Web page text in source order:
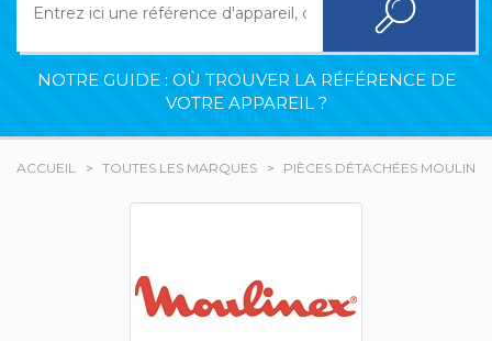
NOTRE GUIDE : OÙ TROUVER LA RÉFÉRENCE DE
VOTRE APPAREIL ?
ACCUEIL TOUTES LES MARQUES PIÈCES DÉTACHÉES MOULINEX